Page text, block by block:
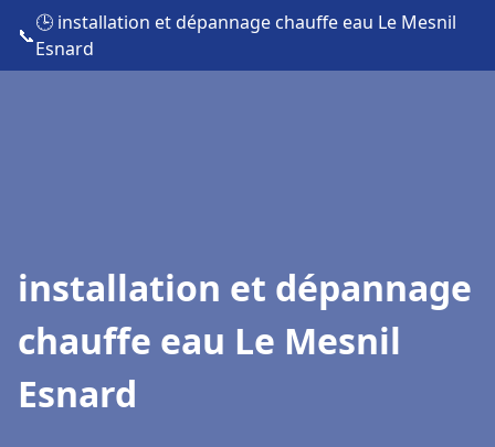
📞
🕒 installation et dépannage chauffe eau Le Mesnil
Esnard
installation et dépannage
chauffe eau Le Mesnil
Esnard